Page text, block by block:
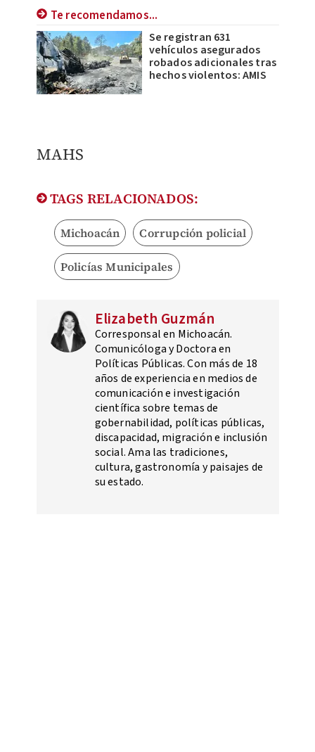
Te recomendamos...
Se registran 631
vehículos asegurados
robados adicionales tras
hechos violentos: AMIS
MAHS
TAGS RELACIONADOS:
Michoacán Corrupción policial
Policías Municipales
Elizabeth Guzmán
Corresponsal en Michoacán.
Comunicóloga y Doctora en
Políticas Públicas. Con más de 18
años de experiencia en medios de
comunicación e investigación
científica sobre temas de
gobernabilidad, políticas públicas,
discapacidad, migración e inclusión
social. Ama las tradiciones,
cultura, gastronomía y paisajes de
su estado.